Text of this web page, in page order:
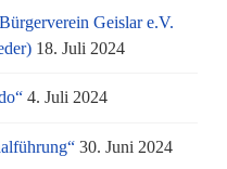
Geislar e.V.
18. Juli 2024
4. Juli 2024
30. Juni 2024